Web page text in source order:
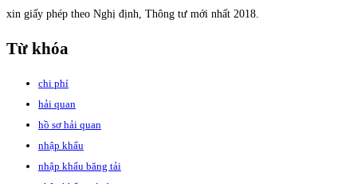
xin giấy phép theo Nghị định, Thông tư mới nhất 2018.
Từ khóa
chi phí
hải quan
hồ sơ hải quan
nhập khẩu
nhập khẩu băng tải